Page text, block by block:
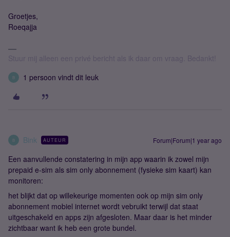
Groetjes,
Roeqajja
Stuur mij alleen een privé bericht als ik daar om vraag. Bedankt!
B 1 persoon vindt dit leuk
B Bink AUTEUR Forum|Forum|1 year ago
Een aanvullende constatering in mijn app waarin ik zowel mijn
prepaid e-sim als sim only abonnement (fysieke sim kaart) kan
monitoren:
het blijkt dat op willekeurige momenten ook op mijn sim only
abonnement mobiel internet wordt vebruikt terwijl dat staat
uitgeschakeld en apps zijn afgesloten. Maar daar is het minder
zichtbaar want ik heb een grote bundel.